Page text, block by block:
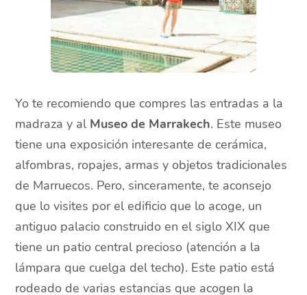
Yo te recomiendo que compres las entradas a la
madraza y al Museo de Marrakech. Este museo
tiene una exposición interesante de cerámica,
alfombras, ropajes, armas y objetos tradicionales
de Marruecos. Pero, sinceramente, te aconsejo
que lo visites por el edificio que lo acoge, un
antiguo palacio construido en el siglo XIX que
tiene un patio central precioso (atención a la
lámpara que cuelga del techo). Este patio está
rodeado de varias estancias que acogen la